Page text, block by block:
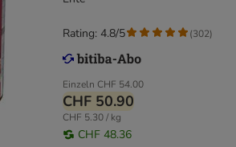
Einzeln CHF 54.00
CHF 50.90
CHF 5.30 / kg
CHF 48.36
Rating: 4.8/5 (302)